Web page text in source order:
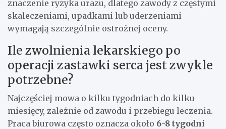
znaczenie ryzyka urazu, dlatego zawody z częstymi
skaleczeniami, upadkami lub uderzeniami
wymagają szczególnie ostrożnej oceny.
Ile zwolnienia lekarskiego po
operacji zastawki serca jest zwykle
potrzebne?
Najczęściej mowa o kilku tygodniach do kilku
miesięcy, zależnie od zawodu i przebiegu leczenia.
Praca biurowa często oznacza około 6-8 tygodni